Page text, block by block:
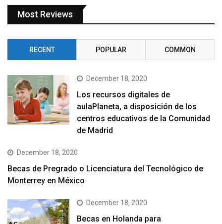
Most Reviews
RECENT POPULAR COMMON
December 18, 2020
Los recursos digitales de
aulaPlaneta, a disposición de los
centros educativos de la Comunidad
de Madrid
December 18, 2020
Becas de Pregrado o Licenciatura del Tecnológico de
Monterrey en México
December 18, 2020
Becas en Holanda para